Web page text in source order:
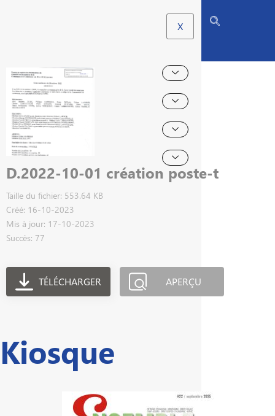
X
D.2022-10-01 création poste-t
Taille du fichier: 553.64 KB
Créé: 16-10-2023
Mis à jour: 17-10-2023
Succès: 77
TÉLÉCHARGER APERÇU
Kiosque